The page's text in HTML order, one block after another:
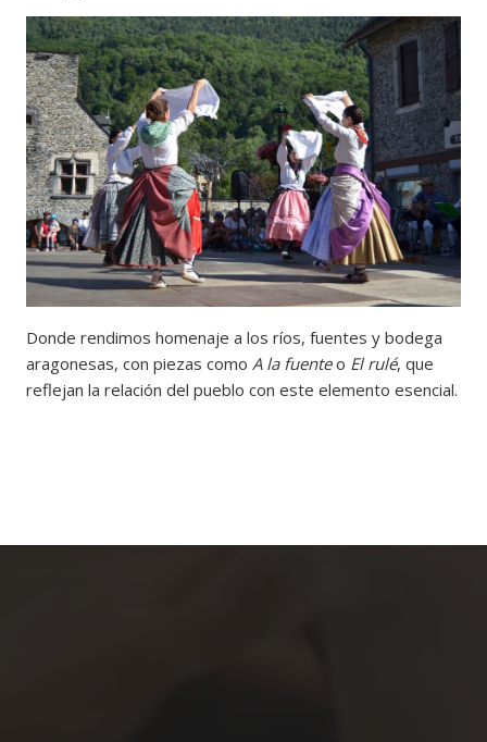
Donde rendimos homenaje a los ríos, fuentes y bodega
aragonesas, con piezas como A la fuenteo El rulé, que
reflejan la relación del pueblo con este elemento esencial.